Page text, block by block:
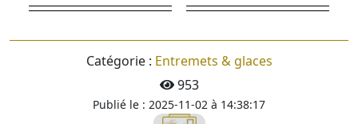
Catégorie : Entremets & glaces
953
Publié le : 2025-11-02 à 14:38:17